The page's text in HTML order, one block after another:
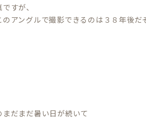
すが、
アングルで撮影できるのは３８年後だ
だまだ暑い日が続いて